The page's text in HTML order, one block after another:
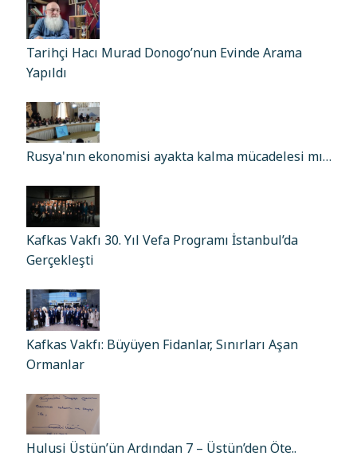
Tarihçi Hacı Murad Donogo’nun Evinde Arama
Yapıldı
Rusya'nın ekonomisi ayakta kalma mücadelesi mı…
Kafkas Vakfı 30. Yıl Vefa Programı İstanbul’da
Gerçekleşti
Kafkas Vakfı: Büyüyen Fidanlar, Sınırları Aşan
Ormanlar
Hulusi Üstün’ün Ardından 7 – Üstün’den Öte..